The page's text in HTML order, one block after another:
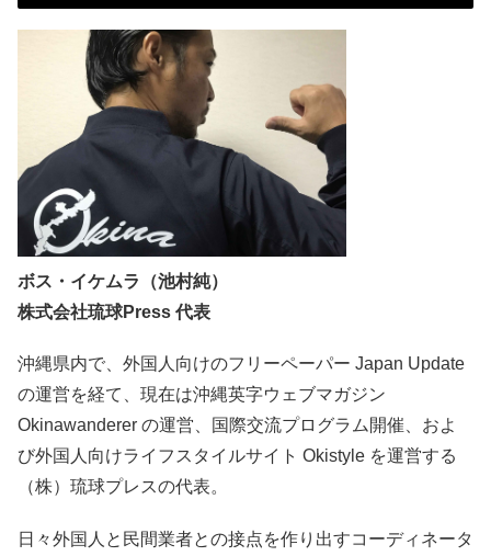
ボス・イケムラ（池村純）
株式会社琉球Press 代表
沖縄県内で、外国人向けのフリーペーパー Japan Update
の運営を経て、現在は沖縄英字ウェブマガジン
Okinawanderer の運営、国際交流プログラム開催、およ
び外国人向けライフスタイルサイト Okistyle を運営する
（株）琉球プレスの代表。
日々外国人と民間業者との接点を作り出すコーディネータ